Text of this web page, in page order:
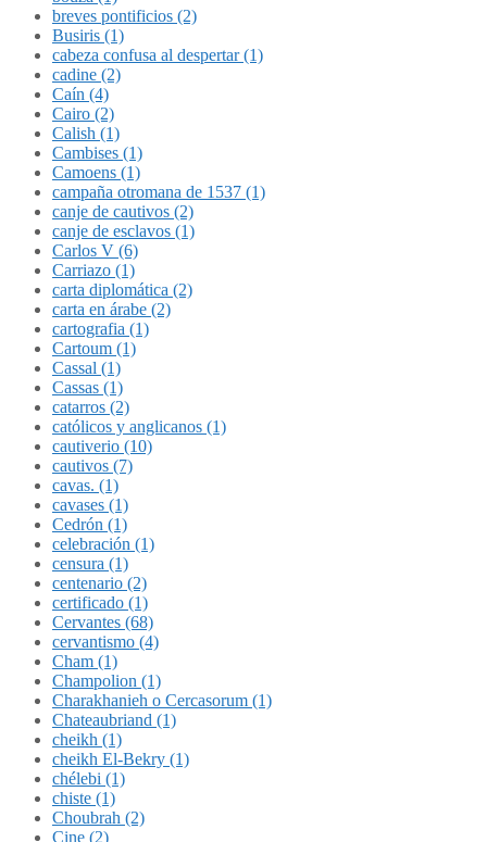
breves pontificios (2)
Busiris (1)
cabeza confusa al despertar (1)
cadine (2)
Caín (4)
Cairo (2)
Calish (1)
Cambises (1)
Camoens (1)
campaña otromana de 1537 (1)
canje de cautivos (2)
canje de esclavos (1)
Carlos V (6)
Carriazo (1)
carta diplomática (2)
carta en árabe (2)
cartografia (1)
Cartoum (1)
Cassal (1)
Cassas (1)
catarros (2)
católicos y anglicanos (1)
cautiverio (10)
cautivos (7)
cavas. (1)
cavases (1)
Cedrón (1)
celebración (1)
censura (1)
centenario (2)
certificado (1)
Cervantes (68)
cervantismo (4)
Cham (1)
Champolion (1)
Charakhanieh o Cercasorum (1)
Chateaubriand (1)
cheikh (1)
cheikh El-Bekry (1)
chélebi (1)
chiste (1)
Choubrah (2)
Cine (2)